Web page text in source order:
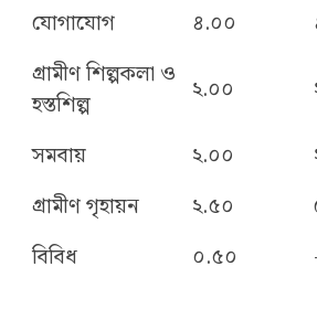
যোগাযোগ
৪.০০
গ্রামীণ শিল্পকলা ও
হস্তশিল্প
২.০০
সমবায়
২.০০
গ্রামীণ গৃহায়ন
২.৫০
বিবিধ
০.৫০